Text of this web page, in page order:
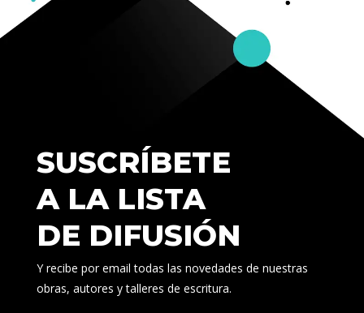
SUSCRÍBETE
A LA LISTA
DE DIFUSIÓN
Y recibe por email todas las novedades de nuestras
obras, autores y talleres de escritura.